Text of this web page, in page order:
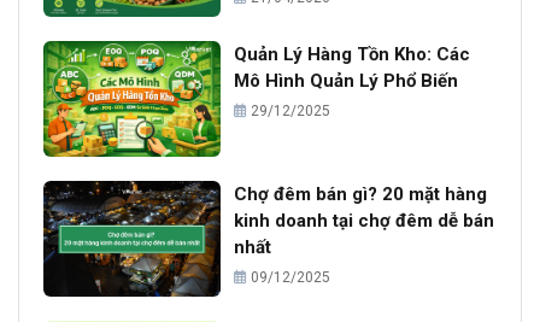
Quản Lý Hàng Tồn Kho: Các
Mô Hình Quản Lý Phổ Biến
29/12/2025
Chợ đêm bán gì? 20 mặt hàng
kinh doanh tại chợ đêm dễ bán
nhất
09/12/2025